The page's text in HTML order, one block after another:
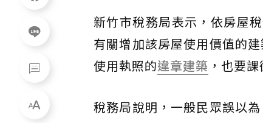
新竹市稅務局表示，依房屋
有關增加該房屋使用價值的
使用執照的違章建築 ，也要
稅務局說明，一般民眾誤以